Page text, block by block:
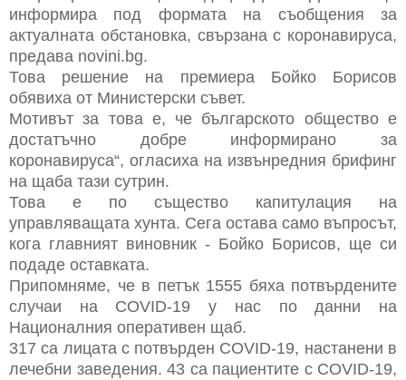
информира под формата на съобщения за
актуалната обстановка, свързана с коронавируса,
предава novini.bg.
Това решение на премиера Бойко Борисов
обявиха от Министерски съвет.
Мотивът за това е, че българското общество е
достатъчно добре информирано за
коронавируса“, огласиха на извънредния брифинг
на щаба тази сутрин.
Това е по същество капитулация на
управляващата хунта. Сега остава само въпросът,
кога главният виновник - Бойко Борисов, ще си
подаде оставката.
Припомняме, че в петък 1555 бяха потвърдените
случаи на COVID-19 у нас по данни на
Националния оперативен щаб.
317 са лицата с потвърден COVID-19, настанени в
лечебни заведения. 43 са пациентите с COVID-19,